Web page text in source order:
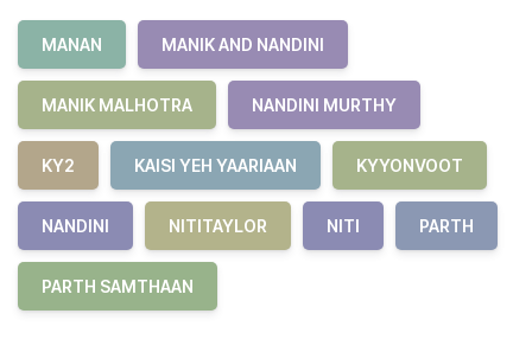
MANAN MANIK AND NANDINI
MANIK MALHOTRA NANDINI MURTHY
KY2 KAISI YEH YAARIAAN KYYONVOOT
NANDINI NITITAYLOR NITI PARTH
PARTH SAMTHAAN